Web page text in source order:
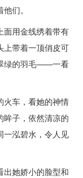
们。
面用金线绣着带有
上带着一顶俏皮可
绿的羽毛——一看
火车，看她的神情
眸子，依然清凉的
一泓碧水，令人见
出她娇小的脸型和